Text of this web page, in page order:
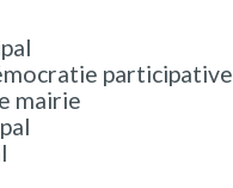
participative
mairie